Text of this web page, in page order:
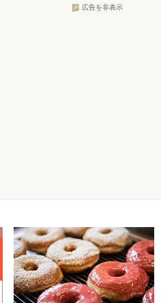
広告を非表示